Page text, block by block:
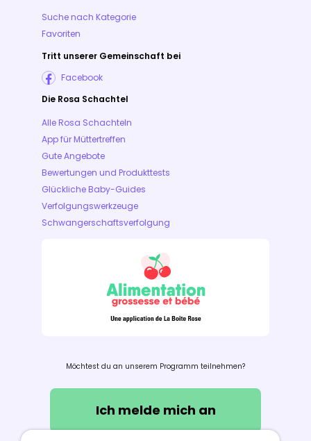
Suche nach Kategorie
Favoriten
Tritt unserer Gemeinschaft bei
Facebook
Die Rosa Schachtel
Alle Rosa Schachteln
App für Müttertreffen
Gute Angebote
Bewertungen und Produkttests
Glückliche Baby-Guides
Verfolgungswerkzeuge
Schwangerschaftsverfolgung
Möchtest du an unserem Programm teilnehmen?
Ich melde mich an